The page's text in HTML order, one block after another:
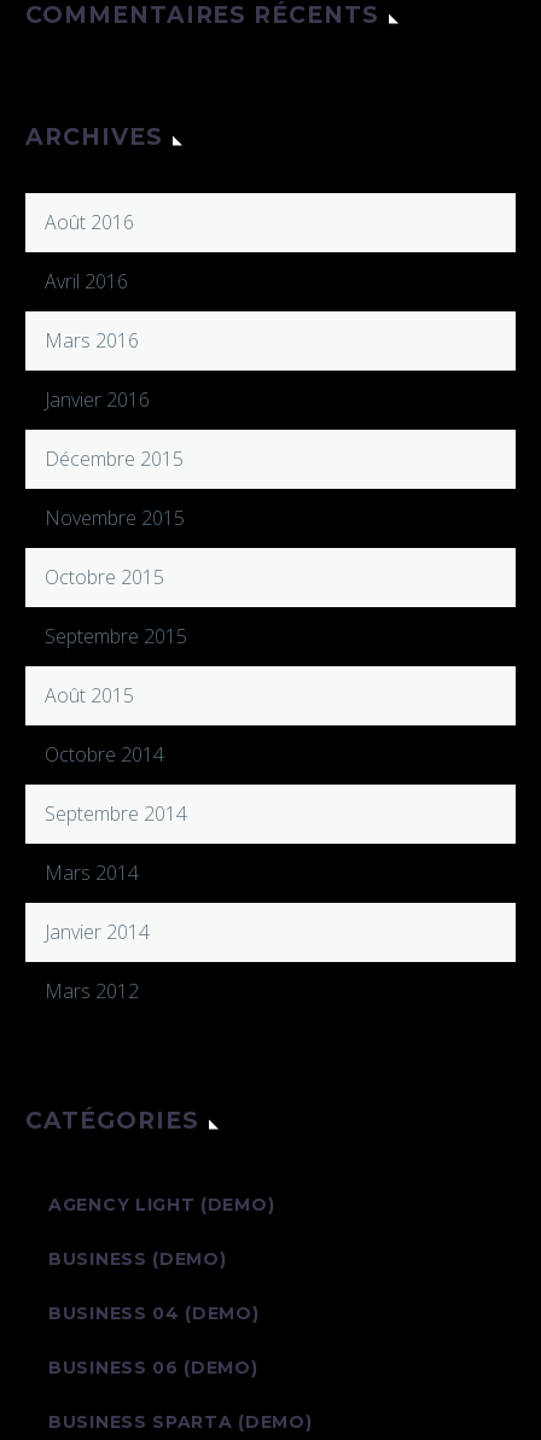
COMMENTAIRES RÉCENTS
ARCHIVES
Août 2016
Avril 2016
Mars 2016
Janvier 2016
Décembre 2015
Novembre 2015
Octobre 2015
Septembre 2015
Août 2015
Octobre 2014
Septembre 2014
Mars 2014
Janvier 2014
Mars 2012
CATÉGORIES
AGENCY LIGHT (DEMO)
BUSINESS (DEMO)
BUSINESS 04 (DEMO)
BUSINESS 06 (DEMO)
BUSINESS SPARTA (DEMO)